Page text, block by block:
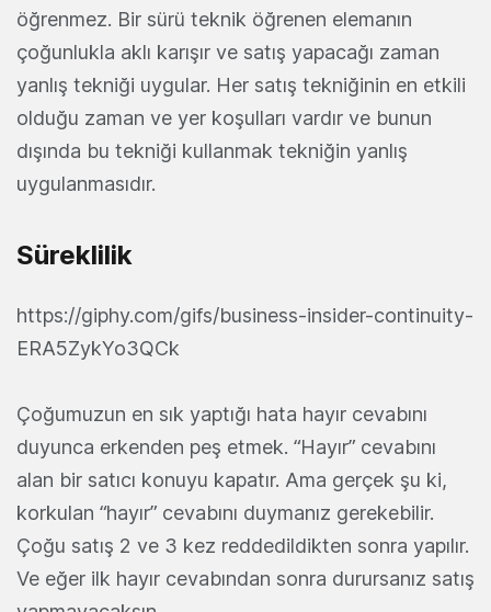
öğrenmez. Bir sürü teknik öğrenen elemanın
çoğunlukla aklı karışır ve satış yapacağı zaman
yanlış tekniği uygular. Her satış tekniğinin en etkili
olduğu zaman ve yer koşulları vardır ve bunun
dışında bu tekniği kullanmak tekniğin yanlış
uygulanmasıdır.
Süreklilik
https://giphy.com/gifs/business-insider-continuity-
ERA5ZykYo3QCk
Çoğumuzun en sık yaptığı hata hayır cevabını
duyunca erkenden peş etmek. “Hayır” cevabını
alan bir satıcı konuyu kapatır. Ama gerçek şu ki,
korkulan “hayır” cevabını duymanız gerekebilir.
Çoğu satış 2 ve 3 kez reddedildikten sonra yapılır.
Ve eğer ilk hayır cevabından sonra durursanız satış